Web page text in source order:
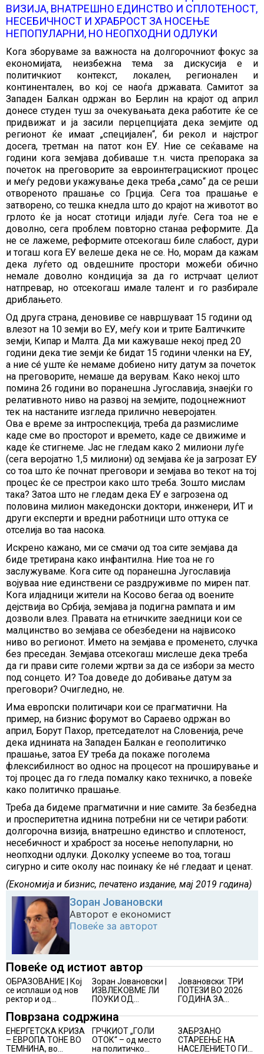
ВИЗИЈА, ВНАТРЕШНО ЕДИНСТВО И СПЛОТЕНОСТ,
НЕСЕБИЧНОСТ И ХРАБРОСТ ЗА НОСЕЊЕ
НЕПОПУЛАРНИ, НО НЕОПХОДНИ ОДЛУКИ
Кога зборуваме за важноста на долгорочниот фокус за
економијата, неизбежна тема за дискусија е и
политичкиот контекст, локален, регионален и
континентален, во кој се наоѓа државата. Самитот за
Западен Балкан одржан во Берлин на крајот од април
донесе студен туш за очекувањата дека работите ќе се
придвижат и ја засили перцепцијата дека земјите од
регионот ќе имаат „специјален“, би рекол и најстрог
досега, третман на патот кон ЕУ. Ние се сеќаваме на
години кога земјава добиваше т.н. чиста препорака за
почеток на преговорите за евроинтеграцискиот процес
и меѓу редови укажување дека треба „само“ да се реши
отвореното прашање со Грција. Сега тоа прашање е
затворено, со тешка кнедла што до крајот на животот во
грлото ќе ја носат стотици илјади луѓе. Сега тоа не е
доволно, сега проблем повторно станаа реформите. Да
не се лажеме, реформите отсекогаш биле слабост, дури
и тогаш кога ЕУ велеше дека не се. Но, морам да кажам
дека луѓето од овдешните простори можеби обично
немале доволно кондиција за да го истрчаат целиот
натпревар, но отсекогаш имале талент и го разбирале
дриблањето.
Од друга страна, деновиве се навршуваат 15 години од
влезот на 10 земји во ЕУ, меѓу кои и трите Балтичките
земји, Кипар и Малта. Да ми кажуваше некој пред 20
години дека тие земји ќе бидат 15 години членки на ЕУ,
а ние сé уште ќе немаме добиено ниту датум за почеток
на преговорите, немаше да верувам. Како некој што
помина 26 години во поранешна Југославија, знаејќи го
релативното ниво на развој на земјите, подоцнежниот
тек на настаните изгледа прилично неверојатен.
Ова е време за интроспекција, треба да размислиме
каде сме во просторот и времето, каде се движиме и
каде ќе стигнеме. Јас не гледам како 2 милиони луѓе
(сега веројатно 1,5 милиони) од земјава ќе ја загрозат ЕУ
со тоа што ќе почнат преговори и земјава во текот на тој
процес ќе се престрои како што треба. Зошто мислам
така? Затоа што не гледам дека ЕУ е загрозена од
половина милион македонски доктори, инженери, ИТ и
други експерти и вредни работници што оттука се
отселија во таа насока.
Искрено кажано, ми се смачи од тоа сите земјава да
биде третирана како инфантилна. Ние тоа не го
заслужуваме. Кога сите од поранешна Југославија
војуваа ние единствени се раздруживме по мирен пат.
Кога илјадници жители на Косово бегаа од воените
дејствија во Србија, земјава ја подигна рампата и им
дозволи влез. Правата на етничките заедници кои се
малцинство во земјава се обезбедени на највисоко
ниво во регионот. Името на земјава е променето, случка
без преседан. Земјава отсекогаш мислеше дека треба
да ги прави сите големи жртви за да се избори за место
под сонцето. И? Тоа доведе до добивање датум за
преговори? Очигледно, не.
Има европски политичари кои се прагматични. На
пример, на бизнис форумот во Сараево одржан во
април, Борут Пахор, претседателот на Словенија, рече
дека иднината на Западен Балкан е геополитичко
прашање, затоа ЕУ треба да покаже поголема
флексибилност во однос на процесот на проширување и
тој процес да го гледа помалку како техничко, а повеќе
како политичко прашање.
Треба да бидеме прагматични и ние самите. За безбедна
и просперитетна иднина потребни ни се четири работи:
долгорочна визија, внатрешно единство и сплотеност,
несебичност и храброст за носење непопуларни, но
неопходни одлуки. Доколку успееме во тоа, тогаш
сигурно и сите околу нас поинаку ќе нé гледаат и ценат.
(Економија и бизнис, печатено издание, мај 2019 година)
Зоран Јовановски
Авторот е економист
Повеќе за авторот
Повеќе од истиот автор
ОБРАЗОВАНИЕ | Кој
се исплаши од нов
ректор и од
Зоран Јовановски |
ИЗВЛЕКОВМЕ ЛИ
ПОУКИ ОД
Јовановски: ТРИ
ПОТЕЗИ ВО 2026
ГОДИНА ЗА
МАКЕДОНСКАТА
ЕКОНОМИЈА
Поврзана содржина
ЕНЕРГЕТСКА КРИЗА
– ЕВРОПА ТОНЕ ВО
ТЕМНИНА, во
ГРЧКИОТ „ГОЛИ
ОТОК“ – од место
на политичко
ЗАБРЗАНО
СТАРЕЕЊЕ НА
НАСЕЛЕНИЕТО ГИ